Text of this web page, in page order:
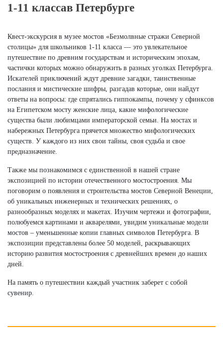
1-11 классав Петербурге
Квест-экскурсия в музее мостов «Безмолвные стражи Северной
столицы» для школьников 1-11 класса — это увлекательное
путешествие по древним государствам и историческим эпохам,
частички которых можно обнаружить в разных уголках Петербурга.
Искателей приключений ждут древние загадки, таинственные
послания и мистические шифры, разгадав которые, они найдут
ответы на вопросы: где спрятались гиппокампы, почему у сфинксов
на Египетском мосту женские лица, какие мифологические
существа были любимцами императорской семьи. На мостах и
набережных Петербурга прячется множество мифологических
существ. У каждого из них свои тайны, своя судьба и свое
предназначение.
Также мы познакомимся с единственной в нашей стране
экспозицией по истории отечественного мостостроения. Мы
поговорим о появления и строительства мостов Северной Венеции,
об уникальных инженерных и технических решениях, о
разнообразных моделях и макетах. Изучим чертежи и фотографии,
полюбуемся картинами и акварелями, увидим уникальные модели
мостов – уменьшенные копии главных символов Петербурга. В
экспозиции представлены более 50 моделей, раскрывающих
историю развития мостостроения с древнейших времен до наших
дней.
На память о путешествии каждый участник заберет с собой
сувенир.